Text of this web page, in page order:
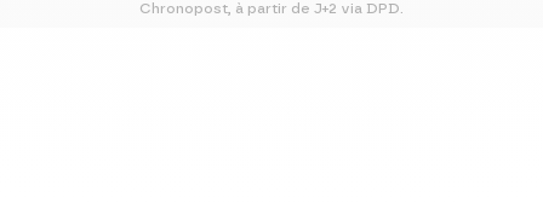
Chronopost, à partir de J+2 via DPD.